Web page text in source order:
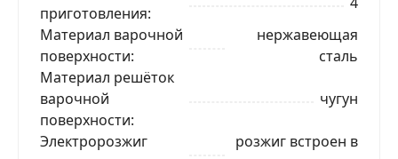
приготовления
Материал варочной
поверхности
нержавеющая
сталь
Материал решёток
варочной
поверхности
чугун
Электророзжиг
розжиг встроен в